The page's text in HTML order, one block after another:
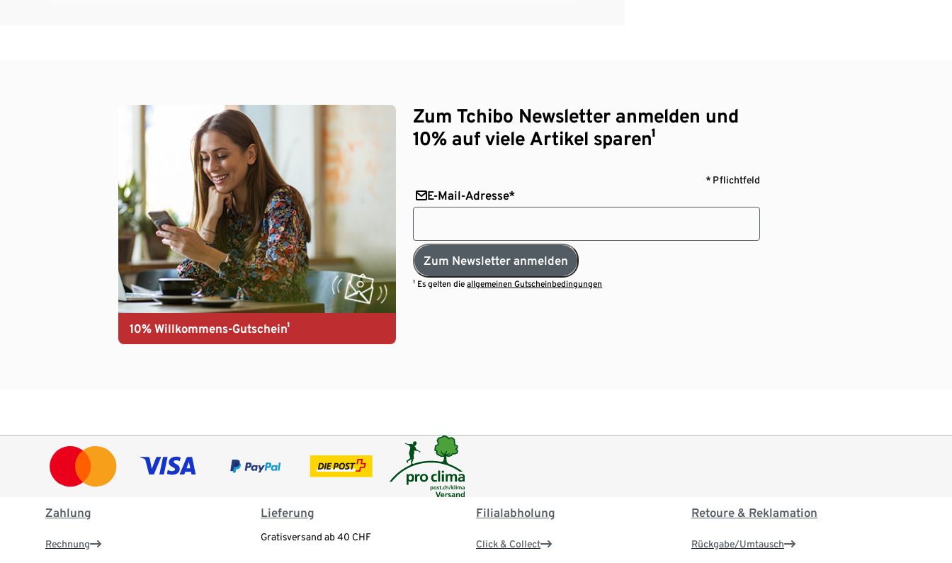
10% Willkommens-Gutschein¹
Zum Tchibo Newsletter anmelden und
10% auf viele Artikel sparen¹
* Pflichtfeld
E-Mail-Adresse*
Zum Newsletter anmelden
¹ Es gelten dieallgemeinen Gutscheinbedingungen
Zahlung
Rechnung
Lieferung
Gratisversand ab 40 CHF
Filialabholung
Click & Collect
Retoure & Reklamation
Rückgabe/Umtausch